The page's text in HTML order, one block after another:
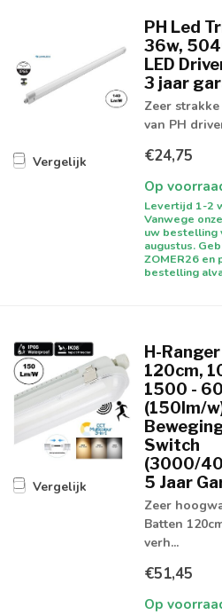
Vergelijk
PH Led
36w,
LED
3 jaar
Zeer
van PH
€24,75
Op
Levertijd 1-2
Vanwege
uw bestelling
augustus.
ZOMER26 en
bestelling
Vergelijk
H-
120cm,
1500 -
(150lm/
Switch
(3000/
5 Jaar
Zeer
Batten
verh...
€51,45
Op